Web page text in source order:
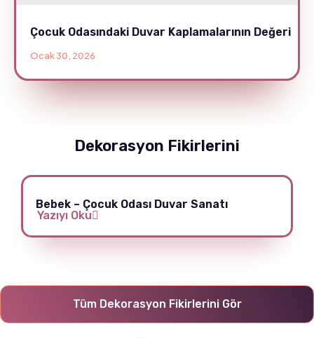
Çocuk Odasındaki Duvar Kaplamalarının Değeri
Ocak 30, 2026
Dekorasyon Fikirlerini
Bebek – Çocuk Odası Duvar Sanatı
Yazıyı Oku
Tüm Dekorasyon Fikirlerini Gör